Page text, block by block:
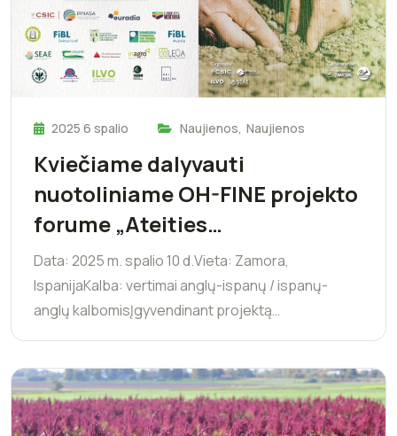
2025 6 spalio Naujienos, Naujienos
Kviečiame dalyvauti
nuotoliniame OH-FINE projekto
forume „Ateities…
Data: 2025 m. spalio 10 d.Vieta: Zamora,
IspanijaKalba: vertimai anglų-ispanų / ispanų-
anglų kalbomisĮgyvendinant projektą…